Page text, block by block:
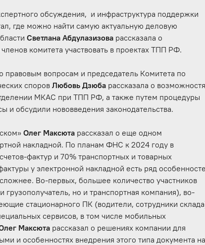
обсуждения, и инфраструктура поддержки
где можно найти самую актуальную деловую
Светлана Абдулазизова рассказала о
комитета участвовать в проектах ТПП РФ.
правовым вопросам и председатель Комитета по
споровЛюбовь Дзюба рассказала о
МКАС при ТПП РФ, а также путем процедуры
обсудили нововведения законодательства.
Олег Максюта рассказал о еще одном
накладной. По планам ФНС к 2024 году в
фактур и 70% транспортных и товарных
у электронной накладной есть ряд
Во-первых, большее количество участников
грузополучатель, но и транспортная компания), во-
стационарного ПК (водители, сотрудники
сервисов, в том числе мобильных
Максюта рассказал о решениях компании для
и особенностях внедрения этого типа документа на